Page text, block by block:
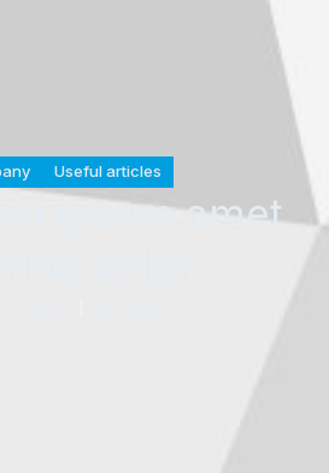
Useful articles
ipsum amet